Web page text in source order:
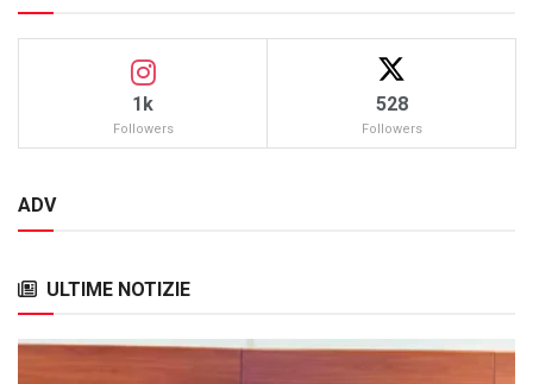
1k
Followers
528
Followers
ADV
ULTIME NOTIZIE